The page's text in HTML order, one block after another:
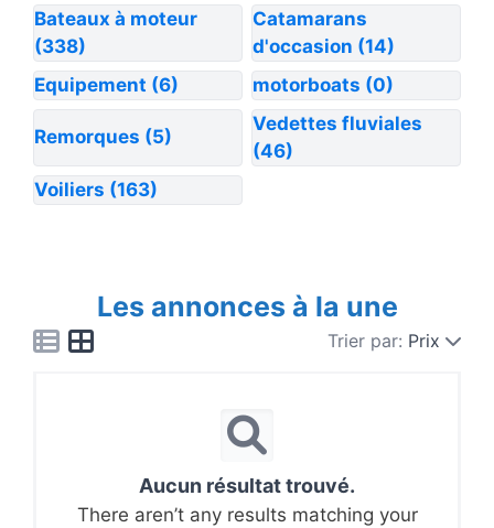
Bateaux à moteur
(338)
Catamarans
d'occasion (14)
Equipement (6) motorboats (0)
Remorques (5)
Vedettes fluviales
(46)
Voiliers (163)
Les annonces à la une
Trier par: Prix
Aucun résultat trouvé.
There aren’t any results matching your